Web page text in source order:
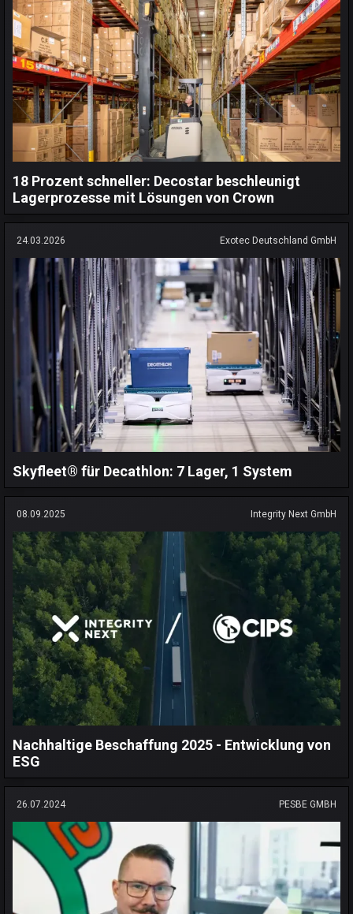
18 Prozent schneller: Decostar beschleunigt
Lagerprozesse mit Lösungen von Crown
24.03.2026 Exotec Deutschland GmbH
Skyfleet® für Decathlon: 7 Lager, 1 System
08.09.2025 Integrity Next GmbH
Nachhaltige Beschaffung 2025 - Entwicklung von
ESG
26.07.2024 PESBE GMBH